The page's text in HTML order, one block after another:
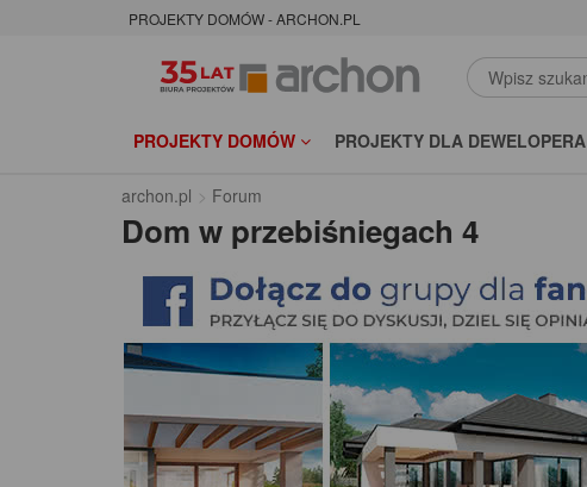
PROJEKTY DOMÓW - ARCHON.PL
PROJEKTY DOMÓW PROJEKTY DLA DEWELOPERA
archon.pl Forum
Dom w przebiśniegach 4